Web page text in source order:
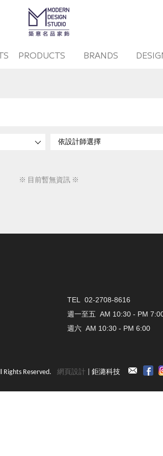
PRODUCTS BRANDS
※ 目前暫無資訊 ※
TEL 02-2708-8616
週一至五 AM 10:30 - PM
週六 AM 10:30 - PM 6:00
Reserved. 網頁設計 | 鉅潞科技